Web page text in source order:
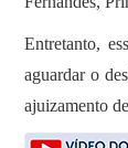
Entretanto,
aguardar o
ajuizamento